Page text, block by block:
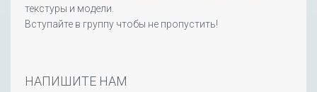
текстуры и модели.
Вступайте в группу чтобы не пропустить!
НАПИШИТЕ НАМ